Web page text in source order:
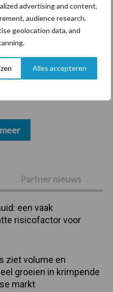
advertising and content,
audience research,
geolocation data, and
Alles accepteren
Partner nieuws
een vaak
risicofactor voor
ziet volume en
groeien in krimpende
markt
Fokkerij
Ligbox &
Voerhekken